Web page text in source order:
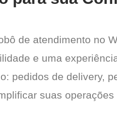
de atendimento no
e uma
pedidos de delivery,
suas